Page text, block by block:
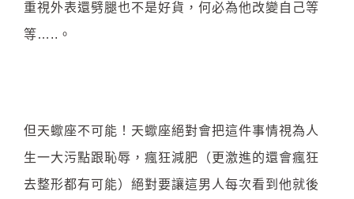
重視外表還劈腿也不是好貨，何必為他改變自己等
等…..。
但天蠍座不可能！天蠍座絕對會把這件事情視為人
生一大污點跟恥辱，瘋狂減肥（更激進的還會瘋狂
去整形都有可能）絕對要讓這男人每次看到他就後